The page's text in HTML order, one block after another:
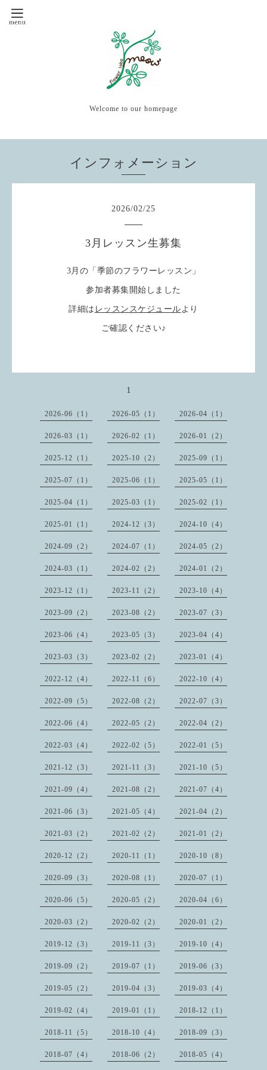
Welcome to our homepage
インフォメーション
2026/02/25
3月レッスン生募集
3月の「季節のフラワーレッスン」
参加者募集開始しました
詳細は レッスンスケジュールより
ご確認ください♪
1
2026-06（1） 2026-05（1） 2026-04（1）
2026-03（1） 2026-02（1） 2026-01（2）
2025-12（1） 2025-10（2） 2025-09（1）
2025-07（1） 2025-06（1） 2025-05（1）
2025-04（1） 2025-03（1） 2025-02（1）
2025-01（1） 2024-12（3） 2024-10（4）
2024-09（2） 2024-07（1） 2024-05（2）
2024-03（1） 2024-02（2） 2024-01（2）
2023-12（1） 2023-11（2） 2023-10（4）
2023-09（2） 2023-08（2） 2023-07（3）
2023-06（4） 2023-05（3） 2023-04（4）
2023-03（3） 2023-02（2） 2023-01（4）
2022-12（4） 2022-11（6） 2022-10（4）
2022-09（5） 2022-08（2） 2022-07（3）
2022-06（4） 2022-05（2） 2022-04（2）
2022-03（4） 2022-02（5） 2022-01（5）
2021-12（3） 2021-11（3） 2021-10（5）
2021-09（4） 2021-08（2） 2021-07（4）
2021-06（3） 2021-05（4） 2021-04（2）
2021-03（2） 2021-02（2） 2021-01（2）
2020-12（2） 2020-11（1） 2020-10（8）
2020-09（3） 2020-08（1） 2020-07（1）
2020-06（5） 2020-05（2） 2020-04（6）
2020-03（2） 2020-02（2） 2020-01（2）
2019-12（3） 2019-11（3） 2019-10（4）
2019-09（2） 2019-07（1） 2019-06（3）
2019-05（2） 2019-04（3） 2019-03（4）
2019-02（4） 2019-01（1） 2018-12（1）
2018-11（5） 2018-10（4） 2018-09（3）
2018-07（4） 2018-06（2） 2018-05（4）